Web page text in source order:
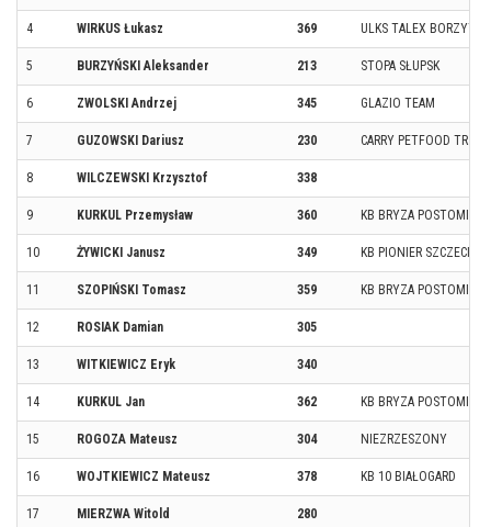
4 WIRKUS Łukasz 369 ULKS TALEX
5 BURZYŃSKI Aleksander 213 STOPA SŁUPSK
6 ZWOLSKI Andrzej 345 GLAZIO TEAM
7 GUZOWSKI Dariusz 230 CARRY PETFOOD
8 WILCZEWSKI Krzysztof 338
9 KURKUL Przemysław 360 KB BRYZA POSTOMINO
10 ŻYWICKI Janusz 349 KB PIONIER SZCZECIN
11 SZOPIŃSKI Tomasz 359 KB BRYZA POSTOMINO
12 ROSIAK Damian 305
13 WITKIEWICZ Eryk 340
14 KURKUL Jan 362 KB BRYZA POSTOMINO
15 ROGOZA Mateusz 304 NIEZRZESZONY
16 WOJTKIEWICZ Mateusz 378 KB 10 BIAŁOGARD
17 MIERZWA Witold 280